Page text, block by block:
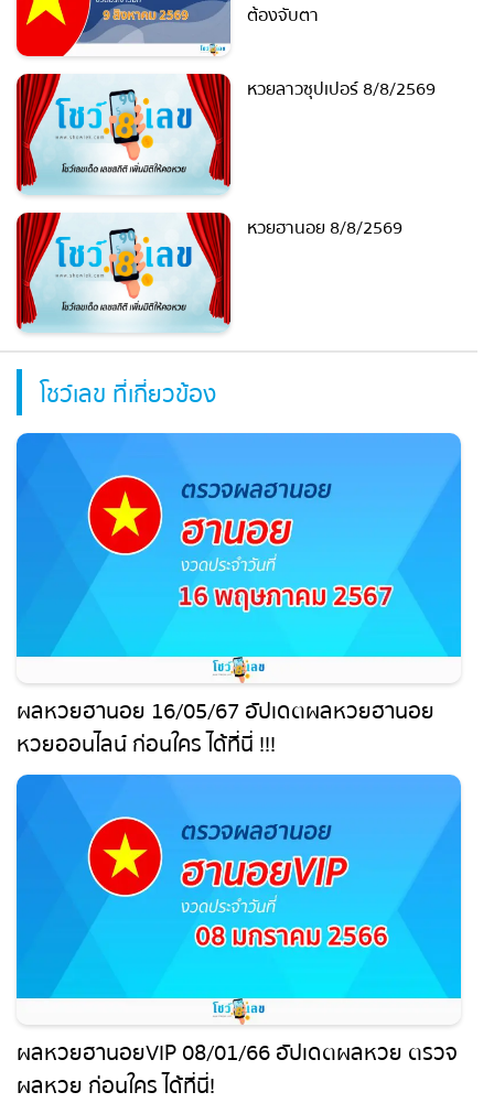
ต้องจับตา
หวยลาวซุปเปอร์ 8/8/2569
หวยฮานอย 8/8/2569
โชว์เลข ที่เกี่ยวข้อง
ผลหวยฮานอย 16/05/67 อัปเดตผลหวยฮานอย
หวยออนไลน์ ก่อนใคร ได้ที่นี่ !!!
ผลหวยฮานอยVIP 08/01/66 อัปเดตผลหวย ตรวจ
ผลหวย ก่อนใคร ได้ที่นี่!